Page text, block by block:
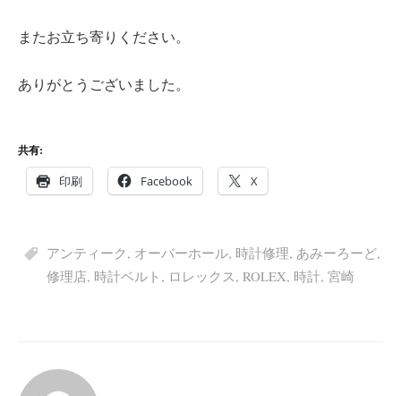
またお立ち寄りください。
ありがとうございました。
共有:
印刷 Facebook X
アンティーク , オーバーホール, 時計修理, あみーろーど,
修理店, 時計ベルト , ロレックス, ROLEX, 時計, 宮崎